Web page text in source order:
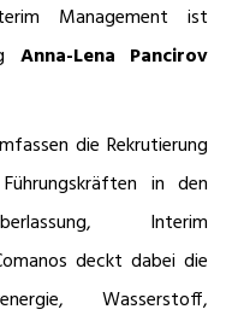
Management ist
Anna-Lena Pancirov
die Rekrutierung
in den
Interim
deckt dabei die
Wasserstoff,